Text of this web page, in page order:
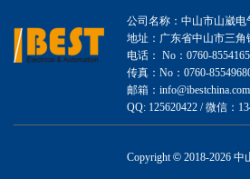
公司名称：中山市山崴电
地址：广东省中山市三
电话： No：0760-
传真：No：0760-
邮箱：
QQ: 125620422 / 微信：
Copyright© 2018-2026 中